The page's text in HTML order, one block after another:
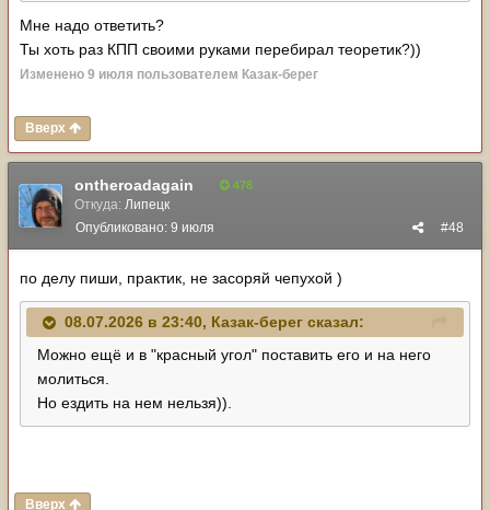
Мне надо ответить?
Ты хоть раз КПП своими руками перебирал теоретик?))
Изменено 9 июля пользователем Казак-берег
Вверх
ontheroadagain 478
Откуда: Липецк
#48
Опубликовано: 9 июля
по делу пиши, практик, не засоряй чепухой )
08.07.2026 в 23:40, Казак-берег сказал:
Можно ещё и в "красный угол" поставить его и на него
молиться.
Но ездить на нем нельзя)).
Вверх